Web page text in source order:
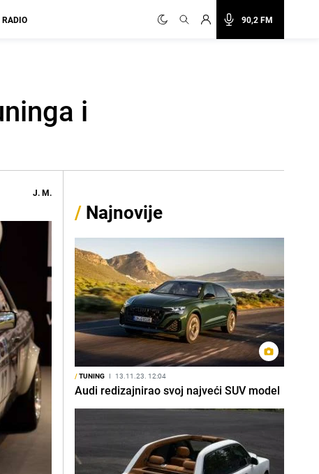
90,2 FM
RADIO
i
J. M.
/ Najnovije
/TUNING I 13.11.23. 12:04
Audi redizajnirao svoj najveći SUV model